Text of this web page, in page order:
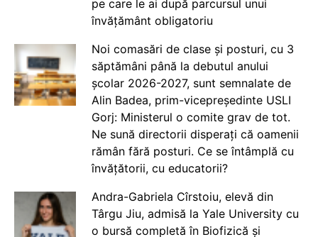
pe care le ai după parcursul unui
învățământ obligatoriu
Noi comasări de clase și posturi, cu 3
săptămâni până la debutul anului
școlar 2026-2027, sunt semnalate de
Alin Badea, prim-vicepreședinte USLI
Gorj: Ministerul o comite grav de tot.
Ne sună directorii disperați că oamenii
rămân fără posturi. Ce se întâmplă cu
învățătorii, cu educatorii?
Andra-Gabriela Cîrstoiu, elevă din
Târgu Jiu, admisă la Yale University cu
o bursă completă în Biofizică și